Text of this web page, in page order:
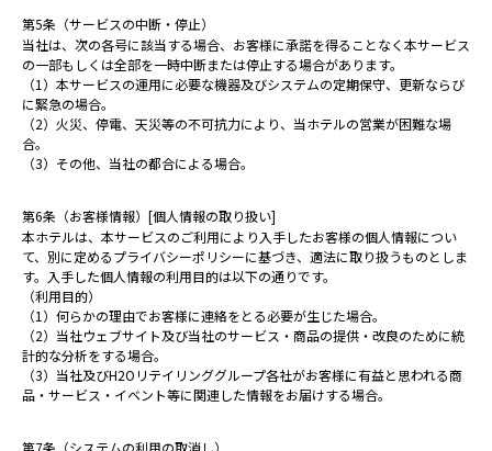
第5条（サービスの中断・停止）
当社は、次の各号に該当する場合、お客様に承諾を得ることなく本サービス
の一部もしくは全部を一時中断または停止する場合があります。
（1）本サービスの運用に必要な機器及びシステムの定期保守、更新ならび
に緊急の場合。
（2）火災、停電、天災等の不可抗力により、当ホテルの営業が困難な場
合。
（3）その他、当社の都合による場合。
第6条（お客様情報）[個人情報の取り扱い]
本ホテルは、本サービスのご利用により入手したお客様の個人情報につい
て、別に定めるプライバシーポリシーに基づき、適法に取り扱うものとしま
す。入手した個人情報の利用目的は以下の通りです。
（利用目的）
（1）何らかの理由でお客様に連絡をとる必要が生じた場合。
（2）当社ウェブサイト及び当社のサービス・商品の提供・改良のために統
計的な分析をする場合。
（3）当社及びH2Oリテイリンググループ各社がお客様に有益と思われる商
品・サービス・イベント等に関連した情報をお届けする場合。
第7条（システムの利用の取消し）